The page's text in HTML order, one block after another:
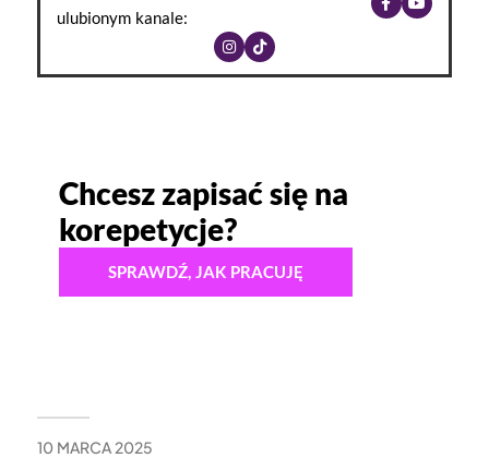
ulubionym kanale:
Chcesz zapisać się na
korepetycje?
SPRAWDŹ, JAK PRACUJĘ
10 MARCA 2025